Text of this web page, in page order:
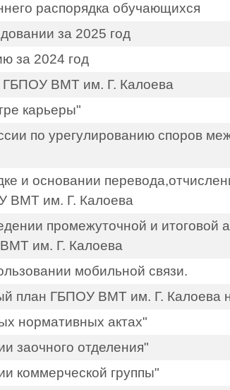
распорядка обучающихся
за 2025 год
за 2024 год
ГБПОУ ВМТ им. Г. Калоева
карьеры"
по урегулированию споров
и основании
ВМТ им. Г. Калоева
промежуточной и итоговой
им. Г. Калоева
мобильной связи.
план ГБПОУ ВМТ им. Г. Калоева
нормативных актах"
заочного отделения"
коммерческой группы"